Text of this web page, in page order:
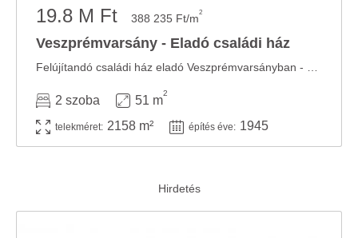
19.8 M Ft 388 235 Ft/m2
Veszprémvarsány - Eladó családi ház
2 szoba 51 m
2
telekméret: 2158 m² építés éve: 1945